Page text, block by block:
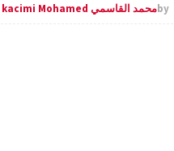
byمحمد القاسمي Al kacimi Mohamed